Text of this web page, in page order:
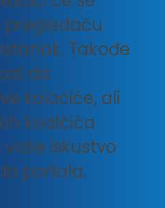
Takođe
da
kolačiće, ali
koalčića
iskustvo
portala.